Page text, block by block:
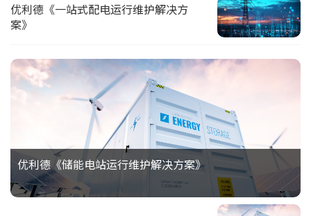
优利德《一站式配电运行维护解决方
案》
优利德《储能电站运行维护解决方案》